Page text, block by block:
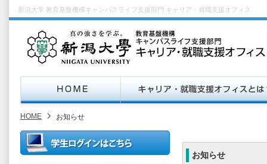
新潟大学 教育基盤機構キャンパスライフ支援部門 キャリア・就職支援オフィス
HOME お知らせ
お知らせ